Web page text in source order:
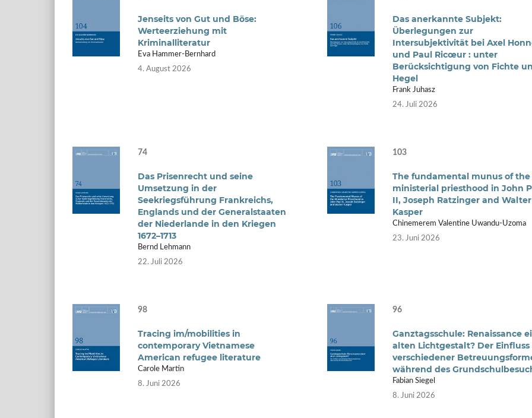
Jenseits von Gut und Böse:
Werteerziehung mit
Kriminalliteratur
Eva Hammer-Bernhard
4. August 2026
Das anerkannte Subjekt:
Überlegungen zur
Intersubjektivität bei Axel
und Paul Ricœur : unter
Berücksichtigung von Fichte
Hegel
Frank Juhasz
24. Juli 2026
74
Das Prisenrecht und seine
Umsetzung in der
Seekriegsführung Frankreichs,
Englands und der Generalstaaten
der Niederlande in den Kriegen
1672–1713
Bernd Lehmann
22. Juli 2026
103
The fundamental munus of the
ministerial priesthood in John
II, Joseph Ratzinger and Walter
Kasper
Chinemerem Valentine Uwandu-Uzoma
23. Juni 2026
98
Tracing im/mobilities in
contemporary Vietnamese
American refugee literature
Carole Martin
8. Juni 2026
96
Ganztagsschule: Renaissance
alten Lichtgestalt? Der Einfluss
verschiedener
während des
Fabian Siegel
8. Juni 2026